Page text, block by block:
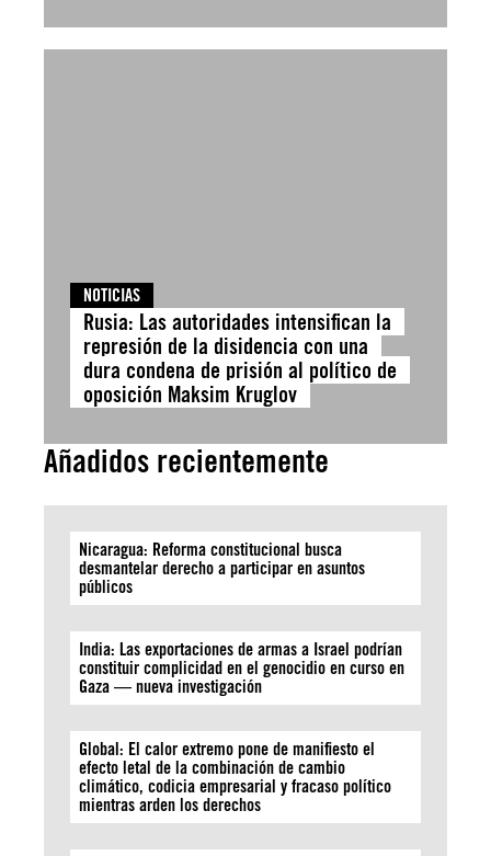
NOTICIAS
Rusia: Las autoridades intensifican la
represión de la disidencia con una
dura condena de prisión al político de
oposición Maksim Kruglov
Añadidos recientemente
Nicaragua: Reforma constitucional busca
desmantelar derecho a participar en asuntos
públicos
India: Las exportaciones de armas a Israel podrían
constituir complicidad en el genocidio en curso en
Gaza — nueva investigación
Global: El calor extremo pone de manifiesto el
efecto letal de la combinación de cambio
climático, codicia empresarial y fracaso político
mientras arden los derechos